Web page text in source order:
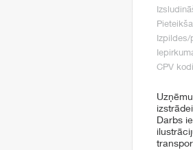
Izpildes/
CPV
Darbs